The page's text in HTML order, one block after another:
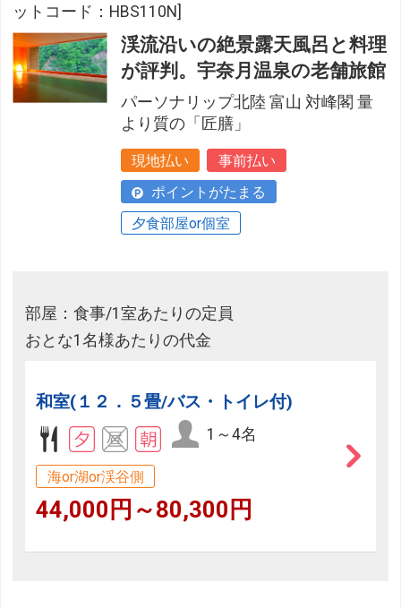
ットコード：HBS110N]
渓流沿いの絶景露天風呂と料理
が評判。宇奈月温泉の老舗旅館
パーソナリップ北陸 富山 対峰閣 量
より質の「匠膳」
現地払い
事前払い
ポイントがたまる
夕食部屋or個室
部屋：食事/1室あたりの定員
おとな1名様あたりの代金
和室(１２．５畳/バス・トイレ付)
1～4名
海or湖or渓谷側
44,000円～80,300円